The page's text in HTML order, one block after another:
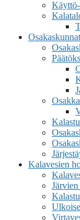
Osakaskunnat
Kalavesien